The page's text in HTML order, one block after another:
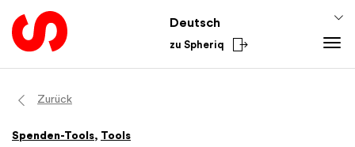
Deutsch
zu Spheriq
Verzeichnis
Zurück
Spenden-Tools, Tools